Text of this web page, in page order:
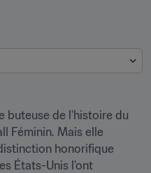
buteuse de l'histoire du
Féminin. Mais elle
honorifique
États-Unis l'ont